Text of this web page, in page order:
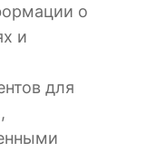
о
и
для